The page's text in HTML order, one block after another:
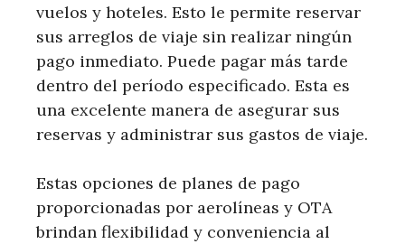
vuelos y hoteles. Esto le permite reservar
sus arreglos de viaje sin realizar ningún
pago inmediato. Puede pagar más tarde
dentro del período especificado. Esta es
una excelente manera de asegurar sus
reservas y administrar sus gastos de viaje.
Estas opciones de planes de pago
proporcionadas por aerolíneas y OTA
brindan flexibilidad y conveniencia al